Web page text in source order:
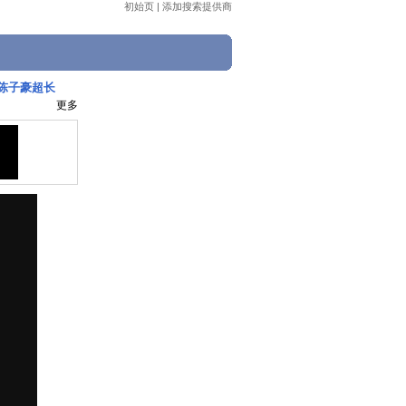
初始页 | 添加搜索提供商
子豪超长
更多